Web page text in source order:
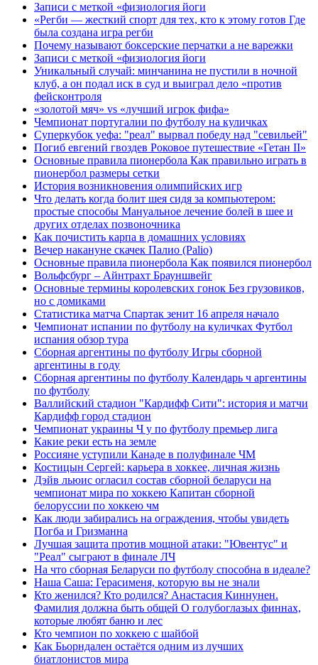
Записи с меткой «физиология йоги
«Регби — жесткий спорт для тех, кто к этому готов Где
была создана игра регби
Почему называют боксерские перчатки а не варежки
Записи с меткой «физиология йоги
Уникальный случай: минчанина не пустили в ночной
клуб, а он подал иск в суд и выиграл дело «против
фейсконтроля
«золотой мяч» vs «лучший игрок фифа»
Чемпионат португалии по футболу на куличках
Суперкубок уефа: "реал" вырвал победу над "севильей"
Погиб евгений гвоздев Роковое путешествие «Гетан ІІ»
Основные правила пионербола Как правильно играть в
пионербол размеры сетки
История возникновения олимпийских игр
Что делать когда болит шея сидя за компьютером:
простые способы Мануальное лечение болей в шее и
других отделах позвоночника
Как почистить карпа в домашних условиях
Вечер накануне скачек Палио (Palio)
Основные правила пионербола Как появился пионербол
Вольфсбург – Айнтрахт Брауншвейг
Основные термины королевских гонок Без грузовиков,
но с домиками
Статистика матча Спартак зенит 16 апреля начало
Чемпионат испании по футболу на куличках Футбол
испания обзор тура
Сборная аргентины по футболу Игры сборной
аргентины в году
Сборная аргентины по футболу Календарь ч аргентины
по футболу
Валлийский стадион "Кардифф Сити": история и матчи
Кардифф город стадион
Чемпионат украины Ч у по футболу премьер лига
Какие реки есть на земле
Россияне уступили Канаде в полуфинале ЧМ
Костицын Сергей: карьера в хоккее, личная жизнь
Дэйв льюис огласил состав сборной беларуси на
чемпионат мира по хоккею Капитан сборной
белоруссии по хоккею чм
Как люди забирались на ограждения, чтобы увидеть
Погба и Гризманна
Лучшая защита против мощной атаки: "Ювентус" и
"Реал" сыграют в финале ЛЧ
На что сборная Беларуси по футболу способна в идеале?
Наша Саша: Герасименя, которую вы не знали
Кто женился? Кто родился? Анастасия Киннунен.
Фамилия должна быть общей О голубоглазых финнах,
которые любят баню и лес
Кто чемпион по хоккею с шайбой
Как Бьорндален остаётся одним из лучших
биатлонистов мира